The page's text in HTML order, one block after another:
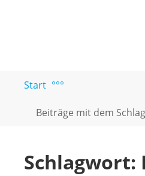
springen
PAARTEXT
Coaching
Singles
Start °°°
Beiträge mit dem
Schlagwort: